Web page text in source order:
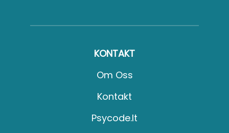
KONTAKT
Om Oss
Kontakt
Psycode.it